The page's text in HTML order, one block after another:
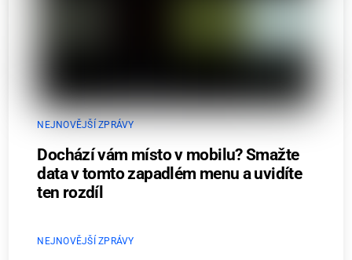
NEJNOVĚJŠÍ ZPRÁVY
Dochází vám místo v mobilu? Smažte
data v tomto zapadlém menu a uvidíte
ten rozdíl
NEJNOVĚJŠÍ ZPRÁVY